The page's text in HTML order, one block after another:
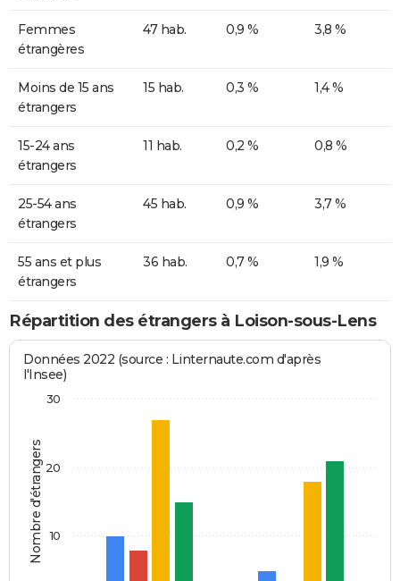
Femmes
étrangères
47 hab. 0,9 % 3,8 %
Moins de 15 ans
étrangers
15 hab. 0,3 % 1,4 %
15-24 ans
étrangers
11 hab. 0,2 % 0,8 %
25-54 ans
étrangers
45 hab. 0,9 % 3,7 %
55 ans et plus
étrangers
36 hab. 0,7 % 1,9 %
Répartition des étrangers à Loison-sous-Lens
Nombre d'étrangers
Données 2022 (source : Linternaute.com d'après
l'Insee)
10
20
30